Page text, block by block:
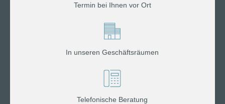
Termin bei Ihnen vor Ort
In unseren Geschäftsräumen
Telefonische Beratung